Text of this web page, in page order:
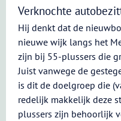
Verknochte
Hij denkt dat de
nieuwe wijk langs het
zijn bij 55-plussers die
Juist vanwege de
is dit de doelgroep die
redelijk makkelijk deze
plussers zijn behoorlijk